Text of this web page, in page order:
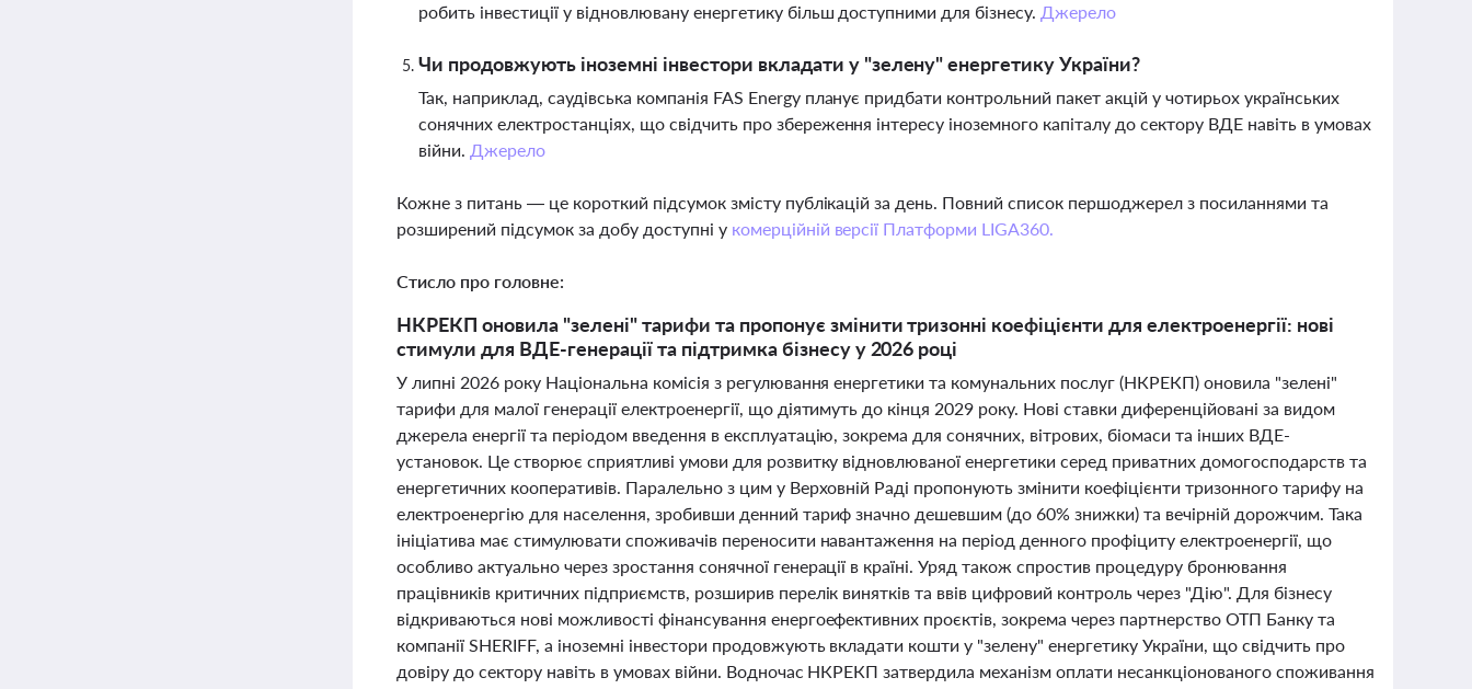
робить інвестиції у відновлювану енергетику більш доступними для бізнесу. Джерело
Чи продовжують іноземні інвестори вкладати у "зелену" енергетику України?
Так, наприклад, саудівська компанія FAS Energy планує придбати контрольний пакет акцій у чотирьох українських
сонячних електростанціях, що свідчить про збереження інтересу іноземного капіталу до сектору ВДЕ навіть в умовах
війни. Джерело
Кожне з питань — це короткий підсумок змісту публікацій за день. Повний список першоджерел з посиланнями та
розширений підсумок за добу доступні у комерційній версії Платформи LIGA360.
Стисло про головне:
НКРЕКП оновила "зелені" тарифи та пропонує змінити тризонні коефіцієнти для електроенергії: нові
стимули для ВДЕ-генерації та підтримка бізнесу у 2026 році
У липні 2026 року Національна комісія з регулювання енергетики та комунальних послуг (НКРЕКП) оновила "зелені"
тарифи для малої генерації електроенергії, що діятимуть до кінця 2029 року. Нові ставки диференційовані за видом
джерела енергії та періодом введення в експлуатацію, зокрема для сонячних, вітрових, біомаси та інших ВДЕ-
установок. Це створює сприятливі умови для розвитку відновлюваної енергетики серед приватних домогосподарств та
енергетичних кооперативів. Паралельно з цим у Верховній Раді пропонують змінити коефіцієнти тризонного тарифу на
електроенергію для населення, зробивши денний тариф значно дешевшим (до 60% знижки) та вечірній дорожчим. Така
ініціатива має стимулювати споживачів переносити навантаження на період денного профіциту електроенергії, що
особливо актуально через зростання сонячної генерації в країні. Уряд також спростив процедуру бронювання
працівників критичних підприємств, розширив перелік винятків та ввів цифровий контроль через "Дію". Для бізнесу
відкриваються нові можливості фінансування енергоефективних проєктів, зокрема через партнерство ОТП Банку та
компанії SHERIFF, а іноземні інвестори продовжують вкладати кошти у "зелену" енергетику України, що свідчить про
довіру до сектору навіть в умовах війни. Водночас НКРЕКП затвердила механізм оплати несанкціонованого споживання